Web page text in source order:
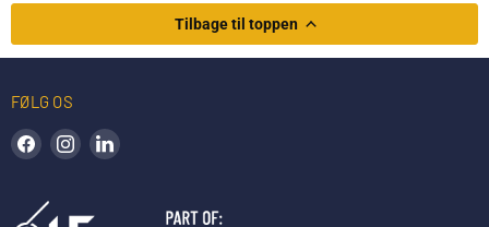
Tilbage til toppen
FØLG OS
Find os på Facebook
Find os på Instagram